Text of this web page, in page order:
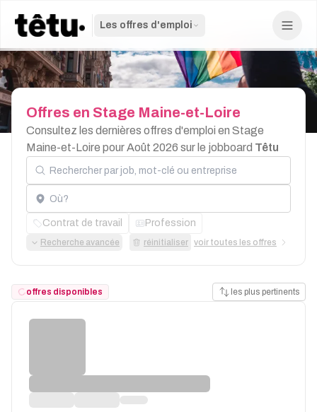
Les offres d'emploi
Offres en Stage Maine-et-Loire
Consultez les dernières offres d'emploi en Stage
Maine-et-Loire pour Août 2026 sur le jobboard Têtu
Rechercher par job, mot-clé ou entreprise
Localisation
Contrat de travail Profession
Recherche avancée réinitialiser voir toutes les offres
offres disponibles les plus pertinents